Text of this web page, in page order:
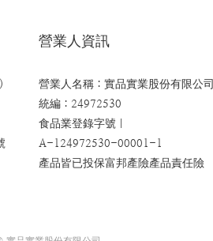
營業人資訊
營業人名稱：實品實業股份有限公司
統編：24972530
食品業登錄字號｜
A-124972530-00001-1
產品皆已投保富邦產險產品責任險